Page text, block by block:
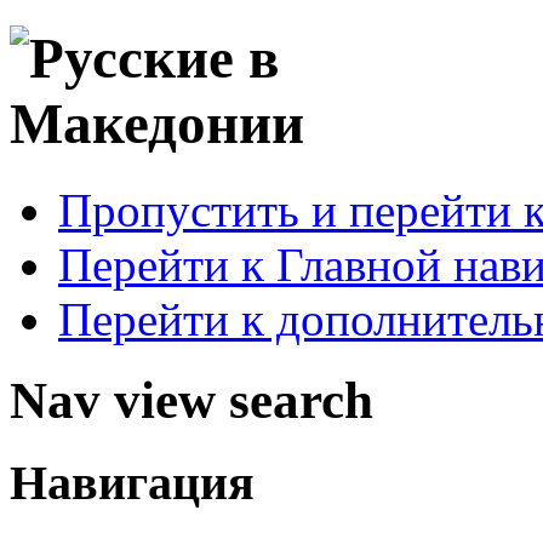
Пропустить и перейти
Перейти к Главной
Перейти к
Nav view search
Навигация